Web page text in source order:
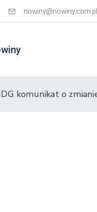
nowiny@nowiny.com.pl
komunikat o